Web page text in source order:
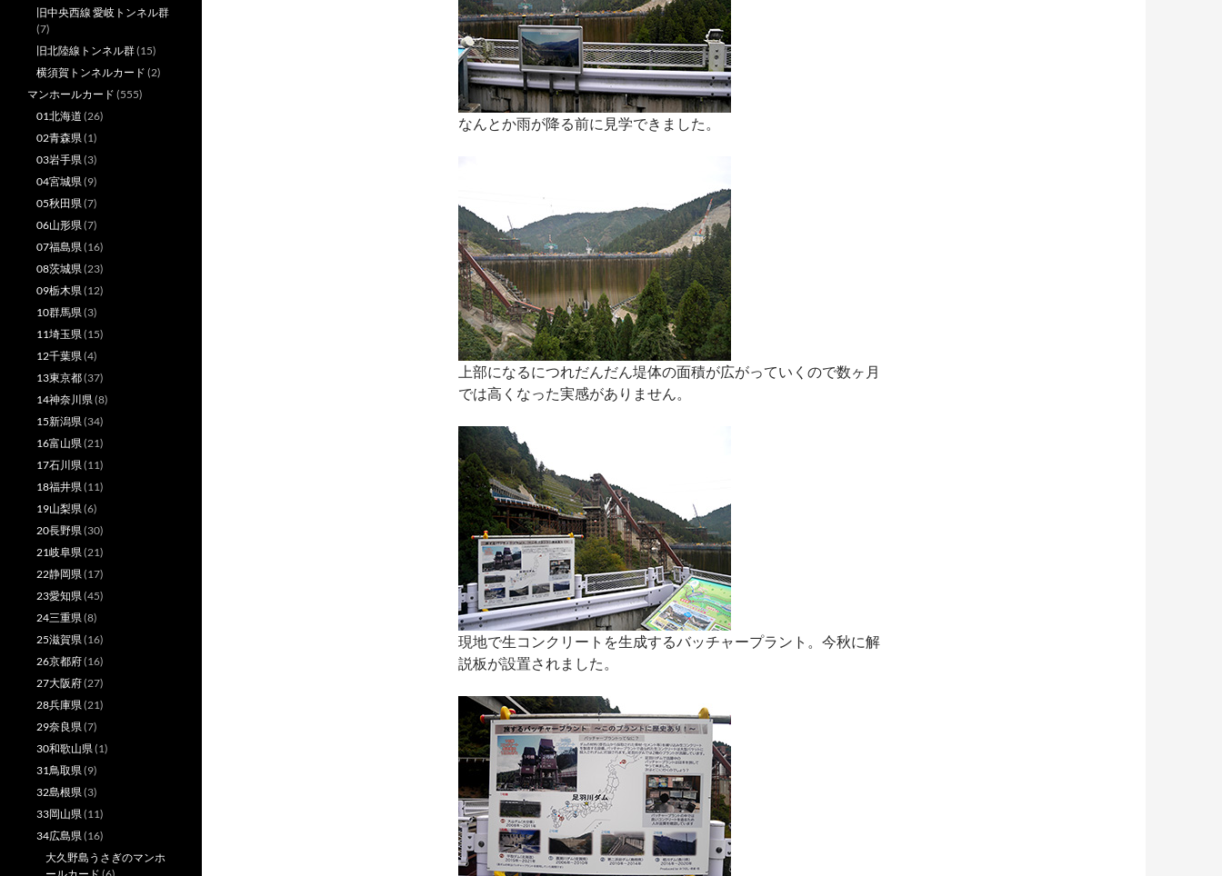
なんとか雨が降る前に見学できました。
上部になるにつれだんだん堤体の面積が広がっていくので数ヶ月
では高くなった実感がありません。
現地で生コンクリートを生成するバッチャープラント。今秋に解
説板が設置されました。
旧中央西線 愛岐トンネル群
(7)
旧北陸線トンネル群(15)
横須賀トンネルカード (2)
マンホールカード (555)
01北海道 (26)
02青森県(1)
03岩手県(3)
04宮城県(9)
05秋田県(7)
06山形県(7)
07福島県(16)
08茨城県(23)
09栃木県(12)
10群馬県(3)
11埼玉県(15)
12千葉県(4)
13東京都(37)
14神奈川県(8)
15新潟県(34)
16富山県(21)
17石川県(11)
18福井県(11)
19山梨県(6)
20長野県(30)
21岐阜県(21)
22静岡県(17)
23愛知県(45)
24三重県(8)
25滋賀県(16)
26京都府(16)
27大阪府(27)
28兵庫県(21)
29奈良県(7)
30和歌山県(1)
31鳥取県(9)
32島根県(3)
33岡山県(11)
34広島県(16)
大久野島うさぎのマンホ